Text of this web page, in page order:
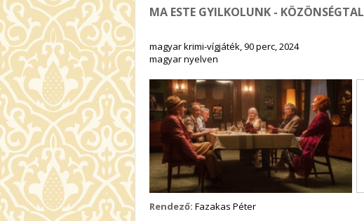
MA ESTE GYILKOLUNK -
magyar krimi-vígjáték, 90 perc, 2024
magyar nyelven
Rendező: Fazakas Péter